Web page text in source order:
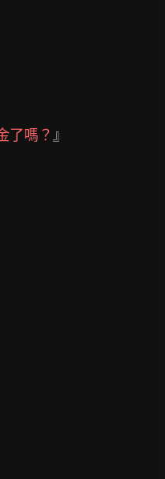
了嗎？ 』